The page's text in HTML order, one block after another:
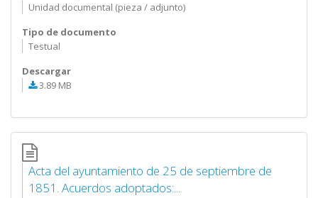
Unidad documental (pieza / adjunto)
Tipo de documento
Testual
Descargar
3.89 MB
Acta del ayuntamiento de 25 de septiembre de
1851. Acuerdos adoptados:...